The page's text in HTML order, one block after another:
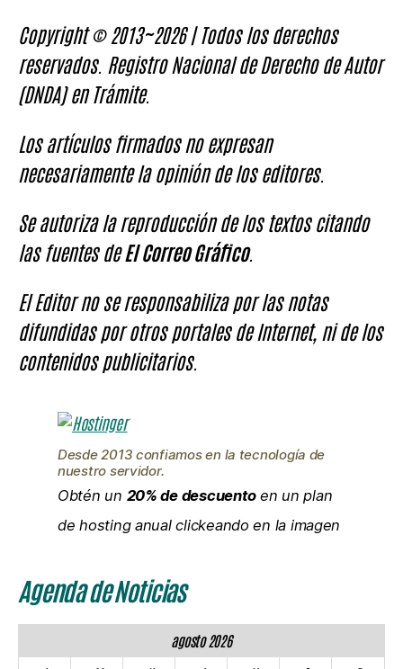
Copyright © 2013~2026 | Todos los derechos
reservados. Registro Nacional de Derecho de Autor
(DNDA) en Trámite.
Los artículos firmados no expresan
necesariamente la opinión de los editores.
Se autoriza la reproducción de los textos citando
las fuentes deEl Correo Gráfico.
El Editor no se responsabiliza por las notas
difundidas por otros portales de Internet, ni de los
contenidos publicitarios.
Desde 2013 confiamos en la tecnología de
nuestro servidor.
Obtén un 20% de descuentoen un plan
de hosting anual clickeando en la imagen
Agenda de Noticias
agosto 2026